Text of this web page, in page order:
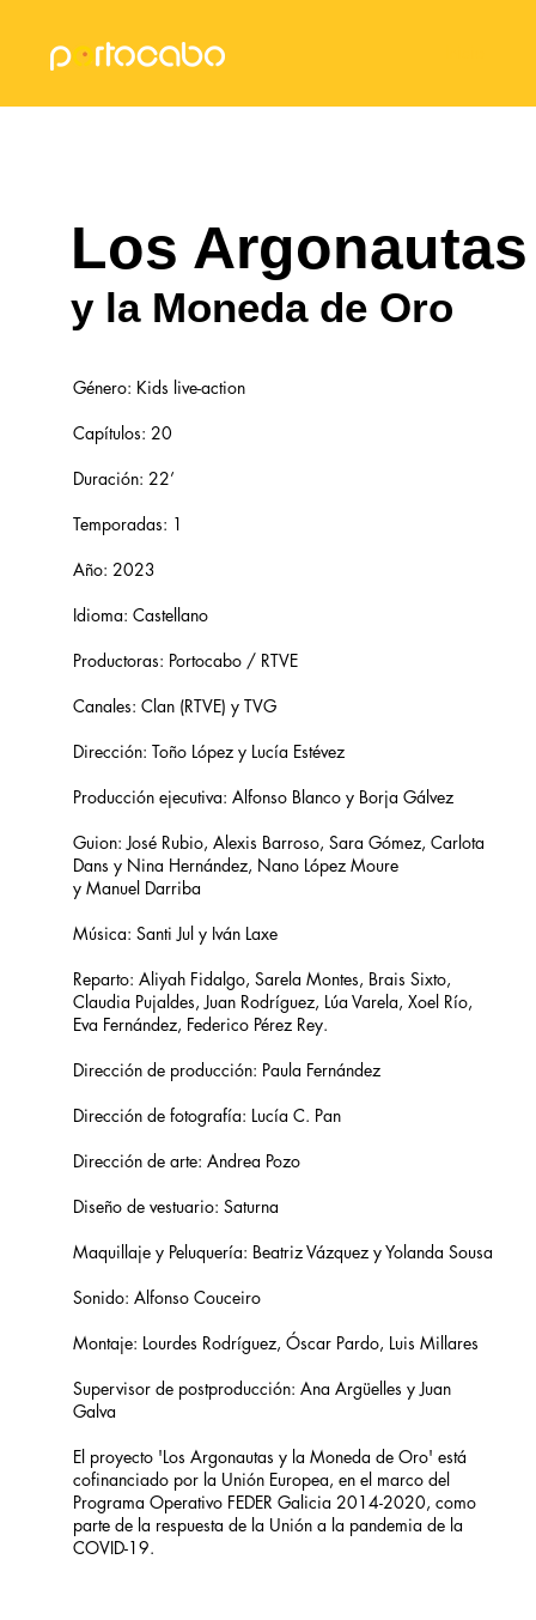
Los Argonautas
y la Moneda de Oro
Género: Kids live-action
Capítulos: 20
​Duración: 22’
Temporadas: 1
Año: 2023
​Idioma: Castellano
Productoras: Portocabo / RTVE
Canales: Clan (RTVE) y TVG
Dirección: Toño López y Lucía Estévez​
Producción ejecutiva: Alfonso Blanco y Borja Gálvez​
Guion: José Rubio, Alexis Barroso, Sara Gómez, Carlota
Dans y Nina Hernández​, Nano López Moure
y Manuel Darriba
Música: Santi Jul y Iván Laxe
Reparto: Aliyah Fidalgo, Sarela Montes, Brais Sixto,
Claudia Pujaldes, Juan Rodríguez, Lúa Varela, Xoel Río,
Eva Fernández, Federico Pérez Rey.
Dirección de producción: Paula Fernández
Dirección de fotografía: Lucía C. Pan
Dirección de arte: Andrea Pozo
Diseño de vestuario: Saturna
Maquillaje y Peluquería: Beatriz Vázquez y Yolanda Sousa
Sonido: Alfonso Couceiro
Montaje: Lourdes Rodríguez, Óscar Pardo, Luis Millares
Supervisor de postproducción: Ana Argüelles y Juan
Galva
El proyecto 'Los Argonautas y la Moneda de Oro' está
cofinanciado por la Unión Europea, en el marco del
Programa Operativo FEDER Galicia 2014-2020, como
parte de la respuesta de la Unión a la pandemia de la
COVID-19.